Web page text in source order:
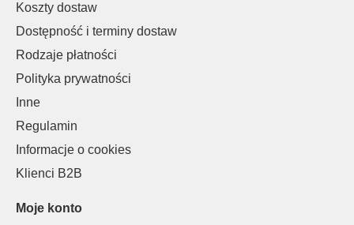
Koszty dostaw
Dostępność i terminy dostaw
Rodzaje płatności
Polityka prywatności
Inne
Regulamin
Informacje o cookies
Klienci B2B
Moje konto